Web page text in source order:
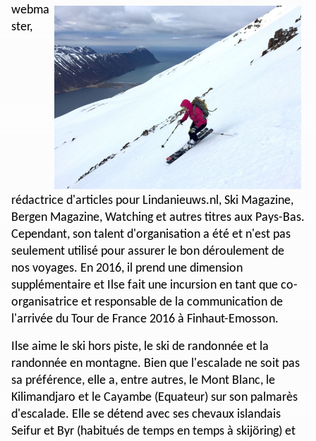
webma
ster,
rédactrice d'articles pour Lindanieuws.nl, Ski Magazine,
Bergen Magazine, Watching et autres titres aux Pays-Bas.
Cependant, son talent d'organisation a été et n'est pas
seulement utilisé pour assurer le bon déroulement de
nos voyages. En 2016, il prend une dimension
supplémentaire et Ilse fait une incursion en tant que co-
organisatrice et responsable de la communication de
l'arrivée du Tour de France 2016 à Finhaut-Emosson.
Ilse aime le ski hors piste, le ski de randonnée et la
randonnée en montagne. Bien que l'escalade ne soit pas
sa préférence, elle a, entre autres, le Mont Blanc, le
Kilimandjaro et le Cayambe (Equateur) sur son palmarès
d'escalade. Elle se détend avec ses chevaux islandais
Seifur et Byr (habitués de temps en temps à skijöring) et